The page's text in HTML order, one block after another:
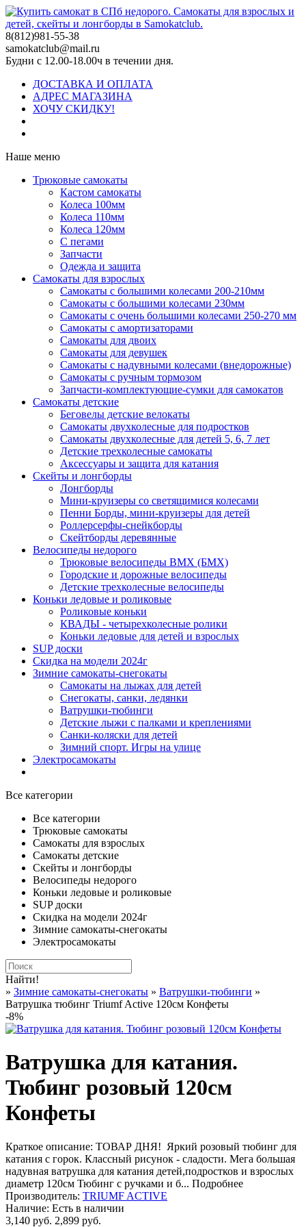
8(812)981-55-38
samokatclub@mail.ru
Будни с 12.00-18.00ч в течении дня.
ДОСТАВКА И ОПЛАТА
АДРЕС МАГАЗИНА
ХОЧУ СКИДКУ!
Наше меню
Трюковые самокаты
Кастом самокаты
Колеса 100мм
Колеса 110мм
Колеса 120мм
С пегами
Запчасти
Одежда и защита
Самокаты для взрослых
Самокаты с большими колесами 200-210мм
Самокаты с большими колесами 230мм
Самокаты с очень большими колесами 250-270 мм
Самокаты с амортизаторами
Самокаты для двоих
Самокаты для девушек
Самокаты с надувными колесами (внедорожные)
Самокаты с ручным тормозом
Запчасти-комплектующие-сумки для самокатов
Самокаты детские
Беговелы детские велокаты
Самокаты двухколесные для подростков
Самокаты двухколесные для детей 5, 6, 7 лет
Детские трехколесные самокаты
Аксессуары и защита для катания
Cкейты и лонгборды
Лонгборды
Мини-круизеры со светящимися колесами
Пенни Борды, мини-круизеры для детей
Роллерсерфы-снейкборды
Скейтборды деревянные
Велосипеды недорого
Трюковые велосипеды BMX (БМХ)
Городские и дорожные велосипеды
Детские трехколесные велосипеды
Коньки ледовые и роликовые
Роликовые коньки
КВАДЫ - четырехколесные ролики
Коньки ледовые для детей и взрослых
SUP доски
Скидка на модели 2024г
Зимние самокаты-снегокаты
Самокаты на лыжах для детей
Снегокаты, санки, ледянки
Ватрушки-тюбинги
Детские лыжи с палками и креплениями
Санки-коляски для детей
Зимний спорт. Игры на улице
Электросамокаты
Все категории
Все категории
Трюковые самокаты
Самокаты для взрослых
Самокаты детские
Cкейты и лонгборды
Велосипеды недорого
Коньки ледовые и роликовые
SUP доски
Скидка на модели 2024г
Зимние самокаты-снегокаты
Электросамокаты
Найти!
» Зимние самокаты-снегокаты » Ватрушки-тюбинги »
Ватрушка тюбинг Triumf Active 120см Конфеты
-8%
Ватрушка для катания.
Тюбинг розовый 120см
Конфеты
Краткое описание: ТОВАР ДНЯ! Яркий розовый тюбинг для
катания с горок. Классный рисунок - сладости. Мега большая
надувная ватрушка для катания детей,подростков и взрослых
диаметр 120см Тюбинг с ручками и б... Подробнее
Производитель: TRIUMF ACTIVE
Наличие: Есть в наличии
3,140 руб. 2,899 руб.